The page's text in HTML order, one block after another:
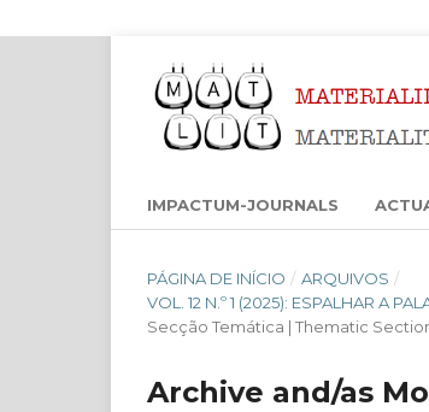
IMPACTUM-JOURNALS
PÁGINA DE INÍCIO / ARQUIVOS /
VOL. 12 N.º 1 (2025): ESPALHAR A
Secção Temática | Thematic
Archive and/as